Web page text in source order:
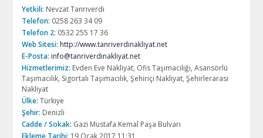
Yetkili: Nevzat Tanrıverdi
Telefon: 0258 263 34 09
Telefon 2: 0532 255 17 36
Web Sitesi: http://www.tanriverdinakliyat.net
E-Posta: info@tanriverdinakliyat.net
Hizmetlerimiz: Evden Eve Nakliyat, Ofis Taşımacılığı, Asansörlü
Taşımacılık, Sigortalı Taşımacılık, Şehiriçi Nakliyat, Şehirlerarası
Nakliyat
Ülke: Türkiye
Şehir: Denizli
Cadde / Sokak: Gazi Mustafa Kemal Paşa Bulvarı